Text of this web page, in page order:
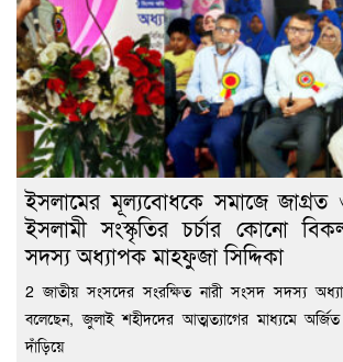
ইসলামের মূল্যবোধকে সমাজে জাগ্রত
ইসলামী সংস্কৃতির চর্চার কোনো
সদস্য অধ্যাপক মাহফুজা সিদ্দিকা
2 জাতীয় সংসদের সংরক্ষিত নারী সংসদ সদস্য
বলেছেন, জুলাই শহীদদের আত্মত্যাগের মাধ্যমে
দাঁড়িয়ে